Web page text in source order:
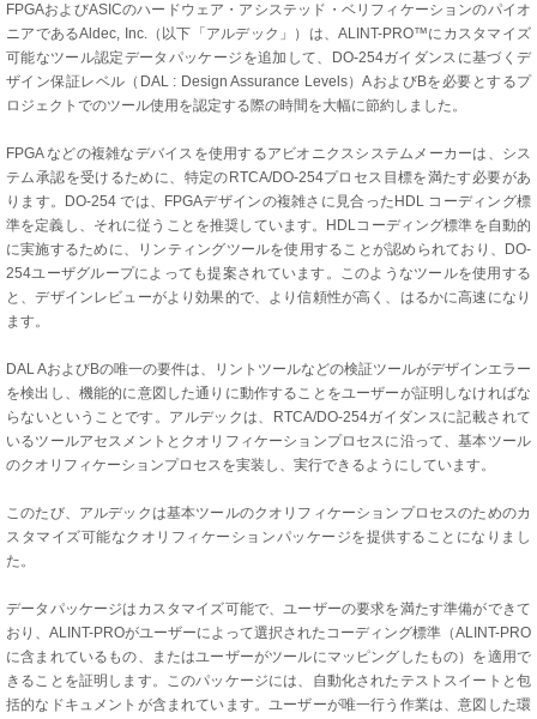
FPGAおよびASICのハードウェア・アシステッド・ベリフィケーションのパイオ
ニアであるAldec, Inc.（以下「アルデック」）は、ALINT-PRO™にカスタマイズ
可能なツール認定データパッケージを追加して、DO-254ガイダンスに基づくデ
ザイン保証レベル（DAL : Design Assurance Levels）AおよびBを必要とするプ
ロジェクトでのツール使用を認定する際の時間を大幅に節約しました。
FPGA などの複雑なデバイスを使用するアビオニクスシステムメーカーは、シス
テム承認を受けるために、特定のRTCA/DO-254プロセス目標を満たす必要があ
ります。DO-254 では、FPGAデザインの複雑さに見合ったHDL コーディング標
準を定義し、それに従うことを推奨しています。HDLコーディング標準を自動的
に実施するために、リンティングツールを使用することが認められており、DO-
254ユーザグループによっても提案されています。このようなツールを使用する
と、デザインレビューがより効果的で、より信頼性が高く、はるかに高速になり
ます。
DAL AおよびBの唯一の要件は、リントツールなどの検証ツールがデザインエラー
を検出し、機能的に意図した通りに動作することをユーザーが証明しなければな
らないということです。アルデックは、RTCA/DO-254ガイダンスに記載されて
いるツールアセスメントとクオリフィケーションプロセスに沿って、基本ツール
のクオリフィケーションプロセスを実装し、実行できるようにしています。
このたび、アルデックは基本ツールのクオリフィケーションプロセスのためのカ
スタマイズ可能なクオリフィケーションパッケージを提供することになりまし
た。
データパッケージはカスタマイズ可能で、ユーザーの要求を満たす準備ができて
おり、ALINT-PROがユーザーによって選択されたコーディング標準（ALINT-PRO
に含まれているもの、またはユーザーがツールにマッピングしたもの）を適用で
きることを証明します。このパッケージには、自動化されたテストスイートと包
括的なドキュメントが含まれています。ユーザーが唯一行う作業は、意図した環